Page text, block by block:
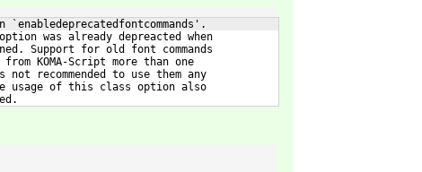
was already depreacted when
for old font commands
KOMA-Script more than one
to use them any
of this class option also